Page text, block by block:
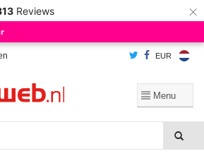
Reviews ×
EUR
website te verbeteren. Is dat akkoord?
Ja